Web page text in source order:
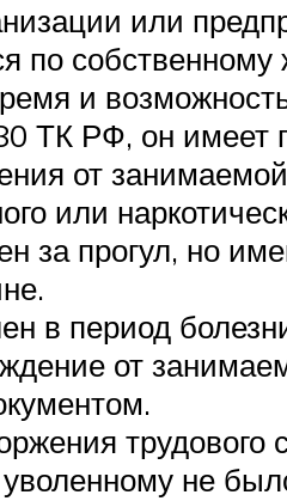
или
по
и
ТК РФ, он имеет
от
или
за прогул, но
в период
от
уволенному не